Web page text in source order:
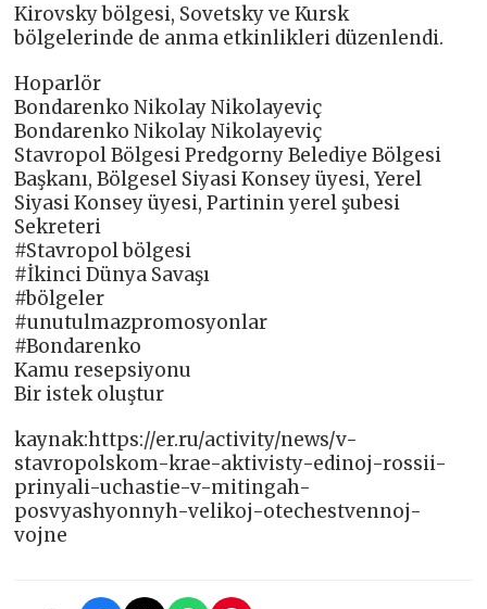
Kirovsky bölgesi, Sovetsky ve Kursk
bölgelerinde de anma etkinlikleri düzenlendi.
Hoparlör
Bondarenko Nikolay Nikolayeviç
Bondarenko Nikolay Nikolayeviç
Stavropol Bölgesi Predgorny Belediye Bölgesi
Başkanı, Bölgesel Siyasi Konsey üyesi, Yerel
Siyasi Konsey üyesi, Partinin yerel şubesi
Sekreteri
#Stavropol bölgesi
#İkinci Dünya Savaşı
#bölgeler
#unutulmazpromosyonlar
#Bondarenko
Kamu resepsiyonu
Bir istek oluştur
kaynak:https://er.ru/activity/news/v-
stavropolskom-krae-aktivisty-edinoj-rossii-
prinyali-uchastie-v-mitingah-
posvyashyonnyh-velikoj-otechestvennoj-
vojne